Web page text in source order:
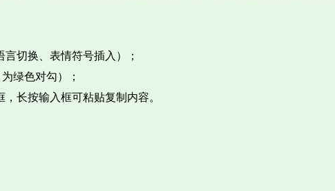
切换、表情符号插入）；​
绿色对勾）；​
长按输入框可粘贴复制内容。​